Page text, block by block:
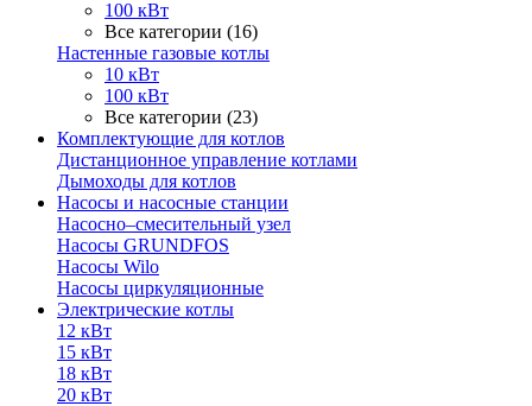
100 кВт
Все категории (16)
Настенные газовые котлы
10 кВт
100 кВт
Все категории (23)
Комплектующие для котлов
Дистанционное управление котлами
Дымоходы для котлов
Насосы и насосные станции
Насосно–смесительный узел
Насосы GRUNDFOS
Насосы Wilo
Насосы циркуляционные
Электрические котлы
12 кВт
15 кВт
18 кВт
20 кВт